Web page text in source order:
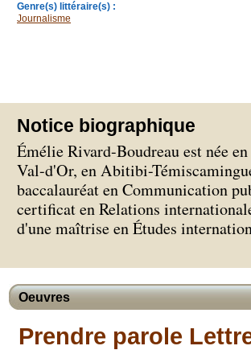
Genre(s) littéraire(s) :
Journalisme
Notice biographique
Émélie Rivard-Boudreau est née
Val-d'Or, en Abitibi-
baccalauréat en Communication
certificat en Relations
d'une maîtrise en Études
Oeuvres
Prendre parole